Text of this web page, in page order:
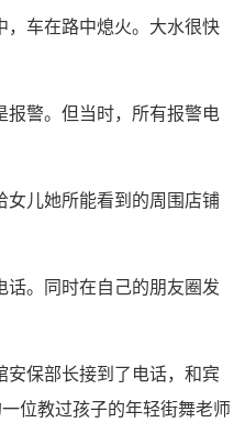
，车在路中熄火。大水很快
报警。但当时，所有报警电
女儿她所能看到的周围店铺
话。同时在自己的朋友圈发
安保部长接到了电话，和宾
位教过孩子的年轻街舞老师